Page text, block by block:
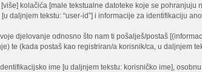
kolačića [male tekstualne datoteke koje se
daljnjem tekstu: “user-id”] i informacije za identifikaciju
djelovanje odnosno što nam ti pošalješ/postaš
te (kada postaš kao registriran/a korisnik/ca, u daljnjem
ime [u daljnjem tekstu: korisničko ime],